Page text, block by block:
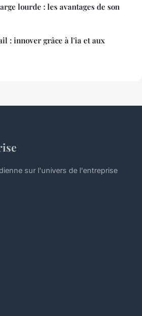
lourde : les avantages de son
: innover grâce à l'ia et aux
sur l'univers de l'entreprise